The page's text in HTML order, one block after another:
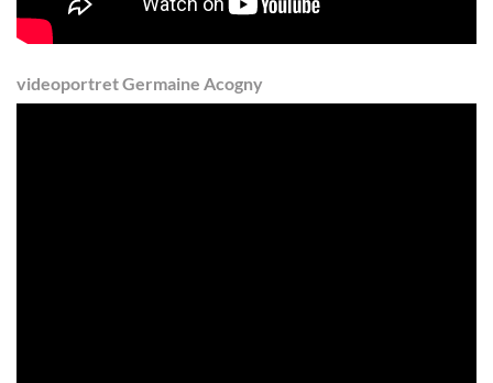
videoportret Germaine Acogny